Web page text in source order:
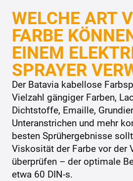
WELCHE ART
FARBE
EINEM
SPRAYER
Der Batavia kabellose
Vielzahl gängiger Farben,
Dichtstoffe, Emaille,
Unteranstrichen und mehr
besten Sprühergebnisse
Viskosität der Farbe vor der
überprüfen – der optimale
etwa 60 DIN-s.